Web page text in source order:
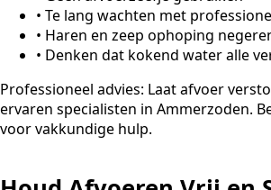
• Te lang wachten met
• Haren en zeep ophoping
• Denken dat kokend water alle
Professioneel advies: Laat afvoer
ervaren specialisten in Ammerzoden.
voor vakkundige hulp.